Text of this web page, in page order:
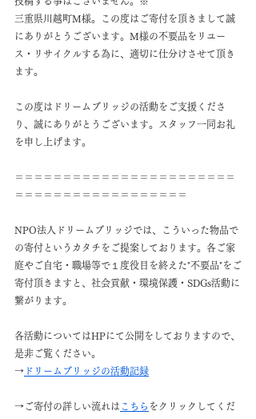
三重県川越町M様。この度はご寄付を頂きまして誠
にありがとうございます。M様の不要品をリユー
ス・リサイクルする為に、適切に仕分けさせて頂き
ます。
この度はドリームブリッジの活動をご支援くださ
り、誠にありがとうございます。スタッフ一同お礼
を申し上げます。
＝＝＝＝＝＝＝＝＝＝＝＝＝＝＝＝＝＝＝＝＝＝＝
＝＝＝＝＝＝＝＝＝＝＝＝＝＝＝＝＝＝
NPO法人ドリームブリッジでは、こういった物品で
の寄付というカタチをご提案しております。各ご家
庭やご自宅・職場等で１度役目を終えた"不要品"をご
寄付頂きますと、社会貢献・環境保護・SDGs活動に
繋がります。
各活動についてはHPにて公開をしておりますので、
是非ご覧ください。
→ ドリームブリッジの活動記録
→ご寄付の詳しい流れは こちら をクリックしてくだ